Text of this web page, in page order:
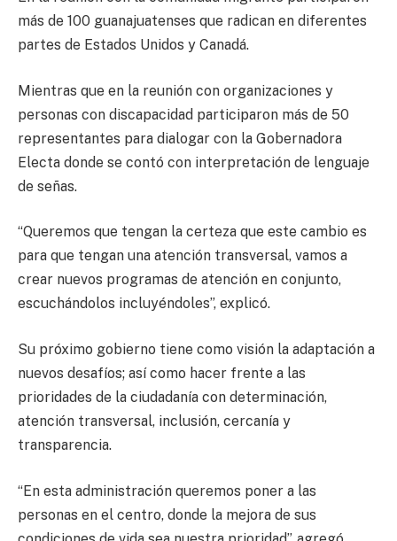
más de 100 guanajuatenses que radican en diferentes
partes de Estados Unidos y Canadá.
Mientras que en la reunión con organizaciones y
personas con discapacidad participaron más de 50
representantes para dialogar con la Gobernadora
Electa donde se contó con interpretación de lenguaje
de señas.
“Queremos que tengan la certeza que este cambio es
para que tengan una atención transversal, vamos a
crear nuevos programas de atención en conjunto,
escuchándolos incluyéndoles”, explicó.
Su próximo gobierno tiene como visión la adaptación a
nuevos desafíos; así como hacer frente a las
prioridades de la ciudadanía con determinación,
atención transversal, inclusión, cercanía y
transparencia.
“En esta administración queremos poner a las
personas en el centro, donde la mejora de sus